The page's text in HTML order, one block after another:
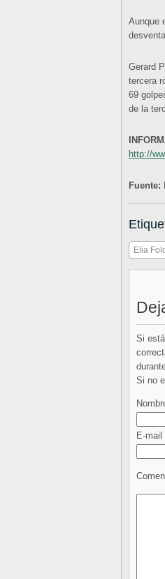
Aunque
Gerard
tercera
69
de la
http://
Fuente:
Elia
Si
Si no
E-mail